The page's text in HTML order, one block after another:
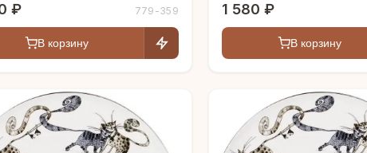
₽ 779-359
В корзину
1 580 ₽
В корзину